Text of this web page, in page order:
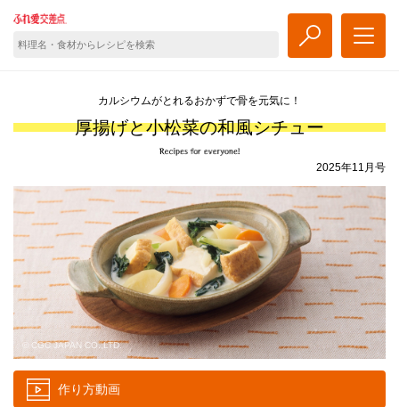
カルシウムがとれるおかずで骨を元気に！
厚揚げと小松菜の和風シチュー
2025年11月号
作り方動画
© CGC JAPAN CO.,LTD.